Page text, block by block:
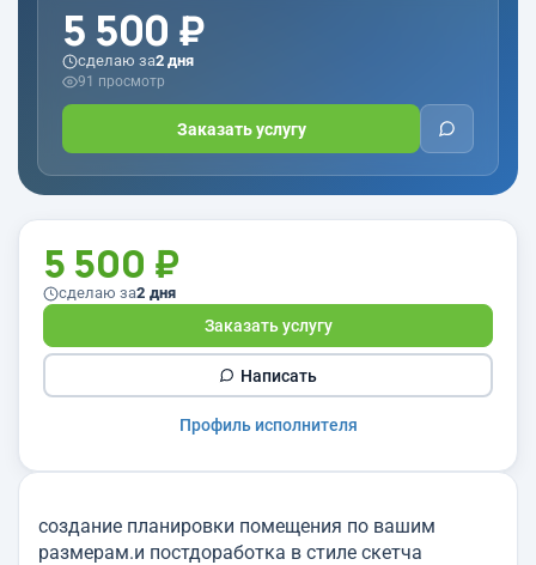
5 500 ₽
сделаю за2 дня
91 просмотр
Заказать услугу
создание планировки помещения по вашим
размерам.и постдоработка в стиле скетча
5 500 ₽
сделаю за2 дня
Заказать услугу
Написать
Профиль исполнителя